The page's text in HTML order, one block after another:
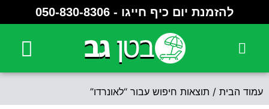
להזמנת יום כיף חייגו - ⁦050-830-8306⁩
עמוד הבית / תוצאות חיפוש עבור “לאונרדו”